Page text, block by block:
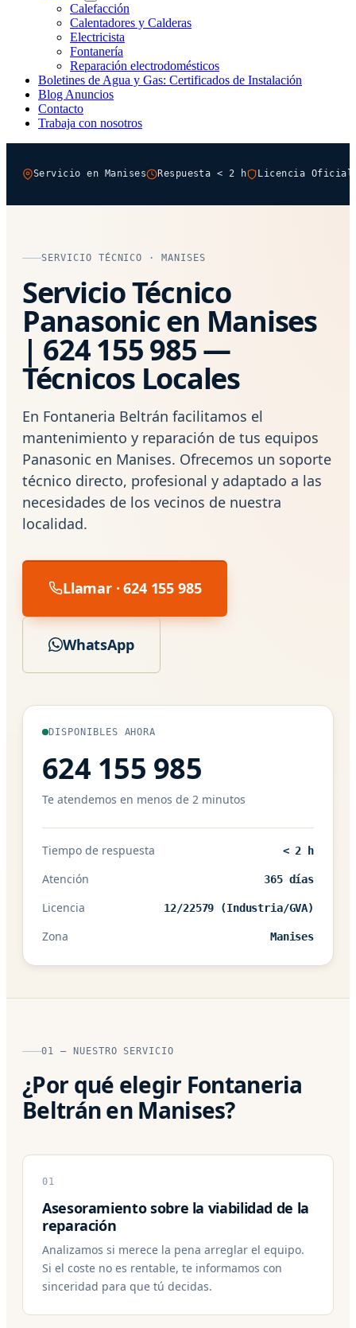
Calefacción
Calentadores y Calderas
Electricista
Fontanería
Reparación electrodomésticos
Boletines de Agua y Gas: Certificados de Instalación
Blog Anuncios
Contacto
Trabaja con nosotros
Servicio en Manises Respuesta < 2 h Licencia Oficial
SERVICIO TÉCNICO · MANISES
Servicio Técnico
Panasonic en Manises
| 624 155 985 —
Técnicos Locales
En Fontaneria Beltrán facilitamos el
mantenimiento y reparación de tus equipos
Panasonic en Manises. Ofrecemos un soporte
técnico directo, profesional y adaptado a las
necesidades de los vecinos de nuestra
localidad.
Llamar · 624 155 985
WhatsApp
DISPONIBLES AHORA
624 155 985
Te atendemos en menos de 2 minutos
Tiempo de respuesta < 2 h
Atención 365 días
Licencia 12/22579 (Industria/GVA)
Zona Manises
01 — NUESTRO SERVICIO
¿Por qué elegir Fontaneria
Beltrán en Manises?
01
Asesoramiento sobre la viabilidad de la
reparación
Analizamos si merece la pena arreglar el equipo.
Si el coste no es rentable, te informamos con
sinceridad para que tú decidas.